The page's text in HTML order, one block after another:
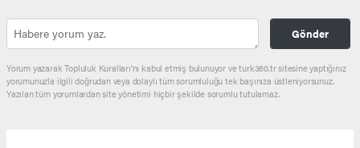
Gönder
Yorum yazarak Topluluk Kuralları’nı kabul etmiş bulunuyor ve turk360.tr sitesine yaptığınız
yorumunuzla ilgili doğrudan veya dolaylı tüm sorumluluğu tek başınıza üstleniyorsunuz.
Yazılan tüm yorumlardan site yönetimi hiçbir şekilde sorumlu tutulamaz.